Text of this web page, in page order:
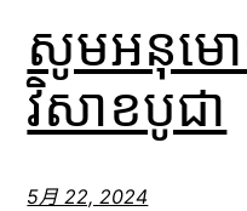
សូមអនុម
វិសាខបូជា
5月 22, 2024